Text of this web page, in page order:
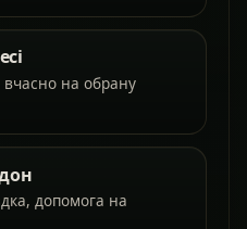
вчасно на обрану
допомога на